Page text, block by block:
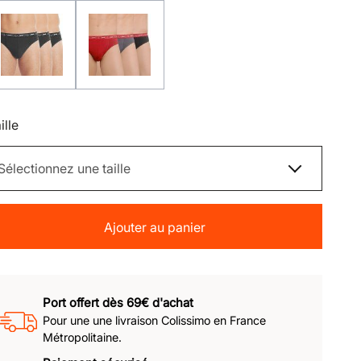
Ajouter au panier
Port offert dès 69€ d'achat
Pour une une livraison Colissimo en France
Métropolitaine.